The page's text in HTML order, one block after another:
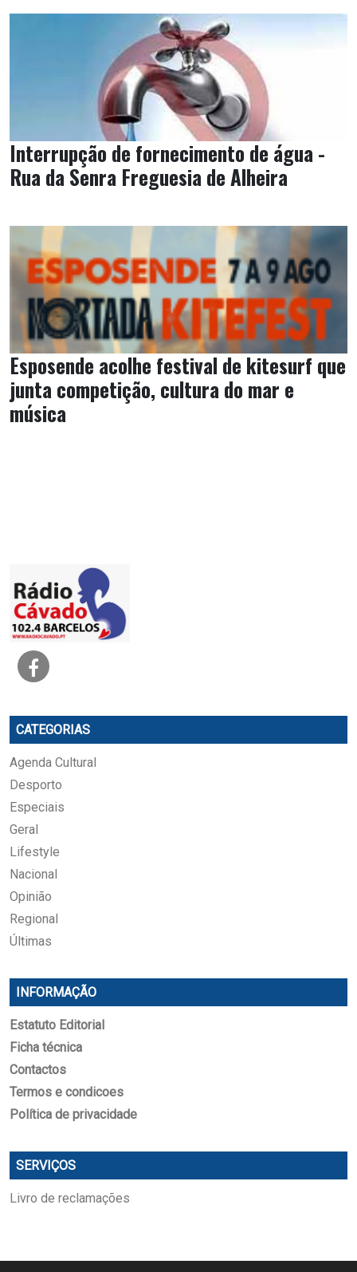
Interrupção de fornecimento de água -
Rua da Senra Freguesia de Alheira
Esposende acolhe festival de kitesurf que
junta competição, cultura do mar e
música
CATEGORIAS
Agenda Cultural
Desporto
Especiais
Geral
Lifestyle
Nacional
Opinião
Regional
Últimas
INFORMAÇÃO
Estatuto Editorial
Ficha técnica
Contactos
Termos e condicoes
Política de privacidade
SERVIÇOS
Livro de reclamações